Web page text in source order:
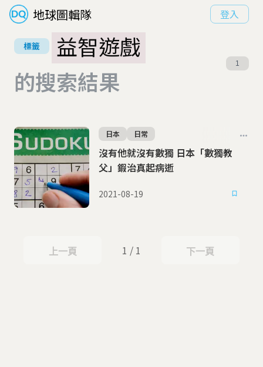
地球圖輯隊 登入
標籤
益智遊戲
的搜索結果
1
沒有他就沒有數獨 日本「數獨教
父」鍜治真起病逝
日本 日常
2021-08-19
上一頁
上一頁 1 / 1 下一頁
下一頁